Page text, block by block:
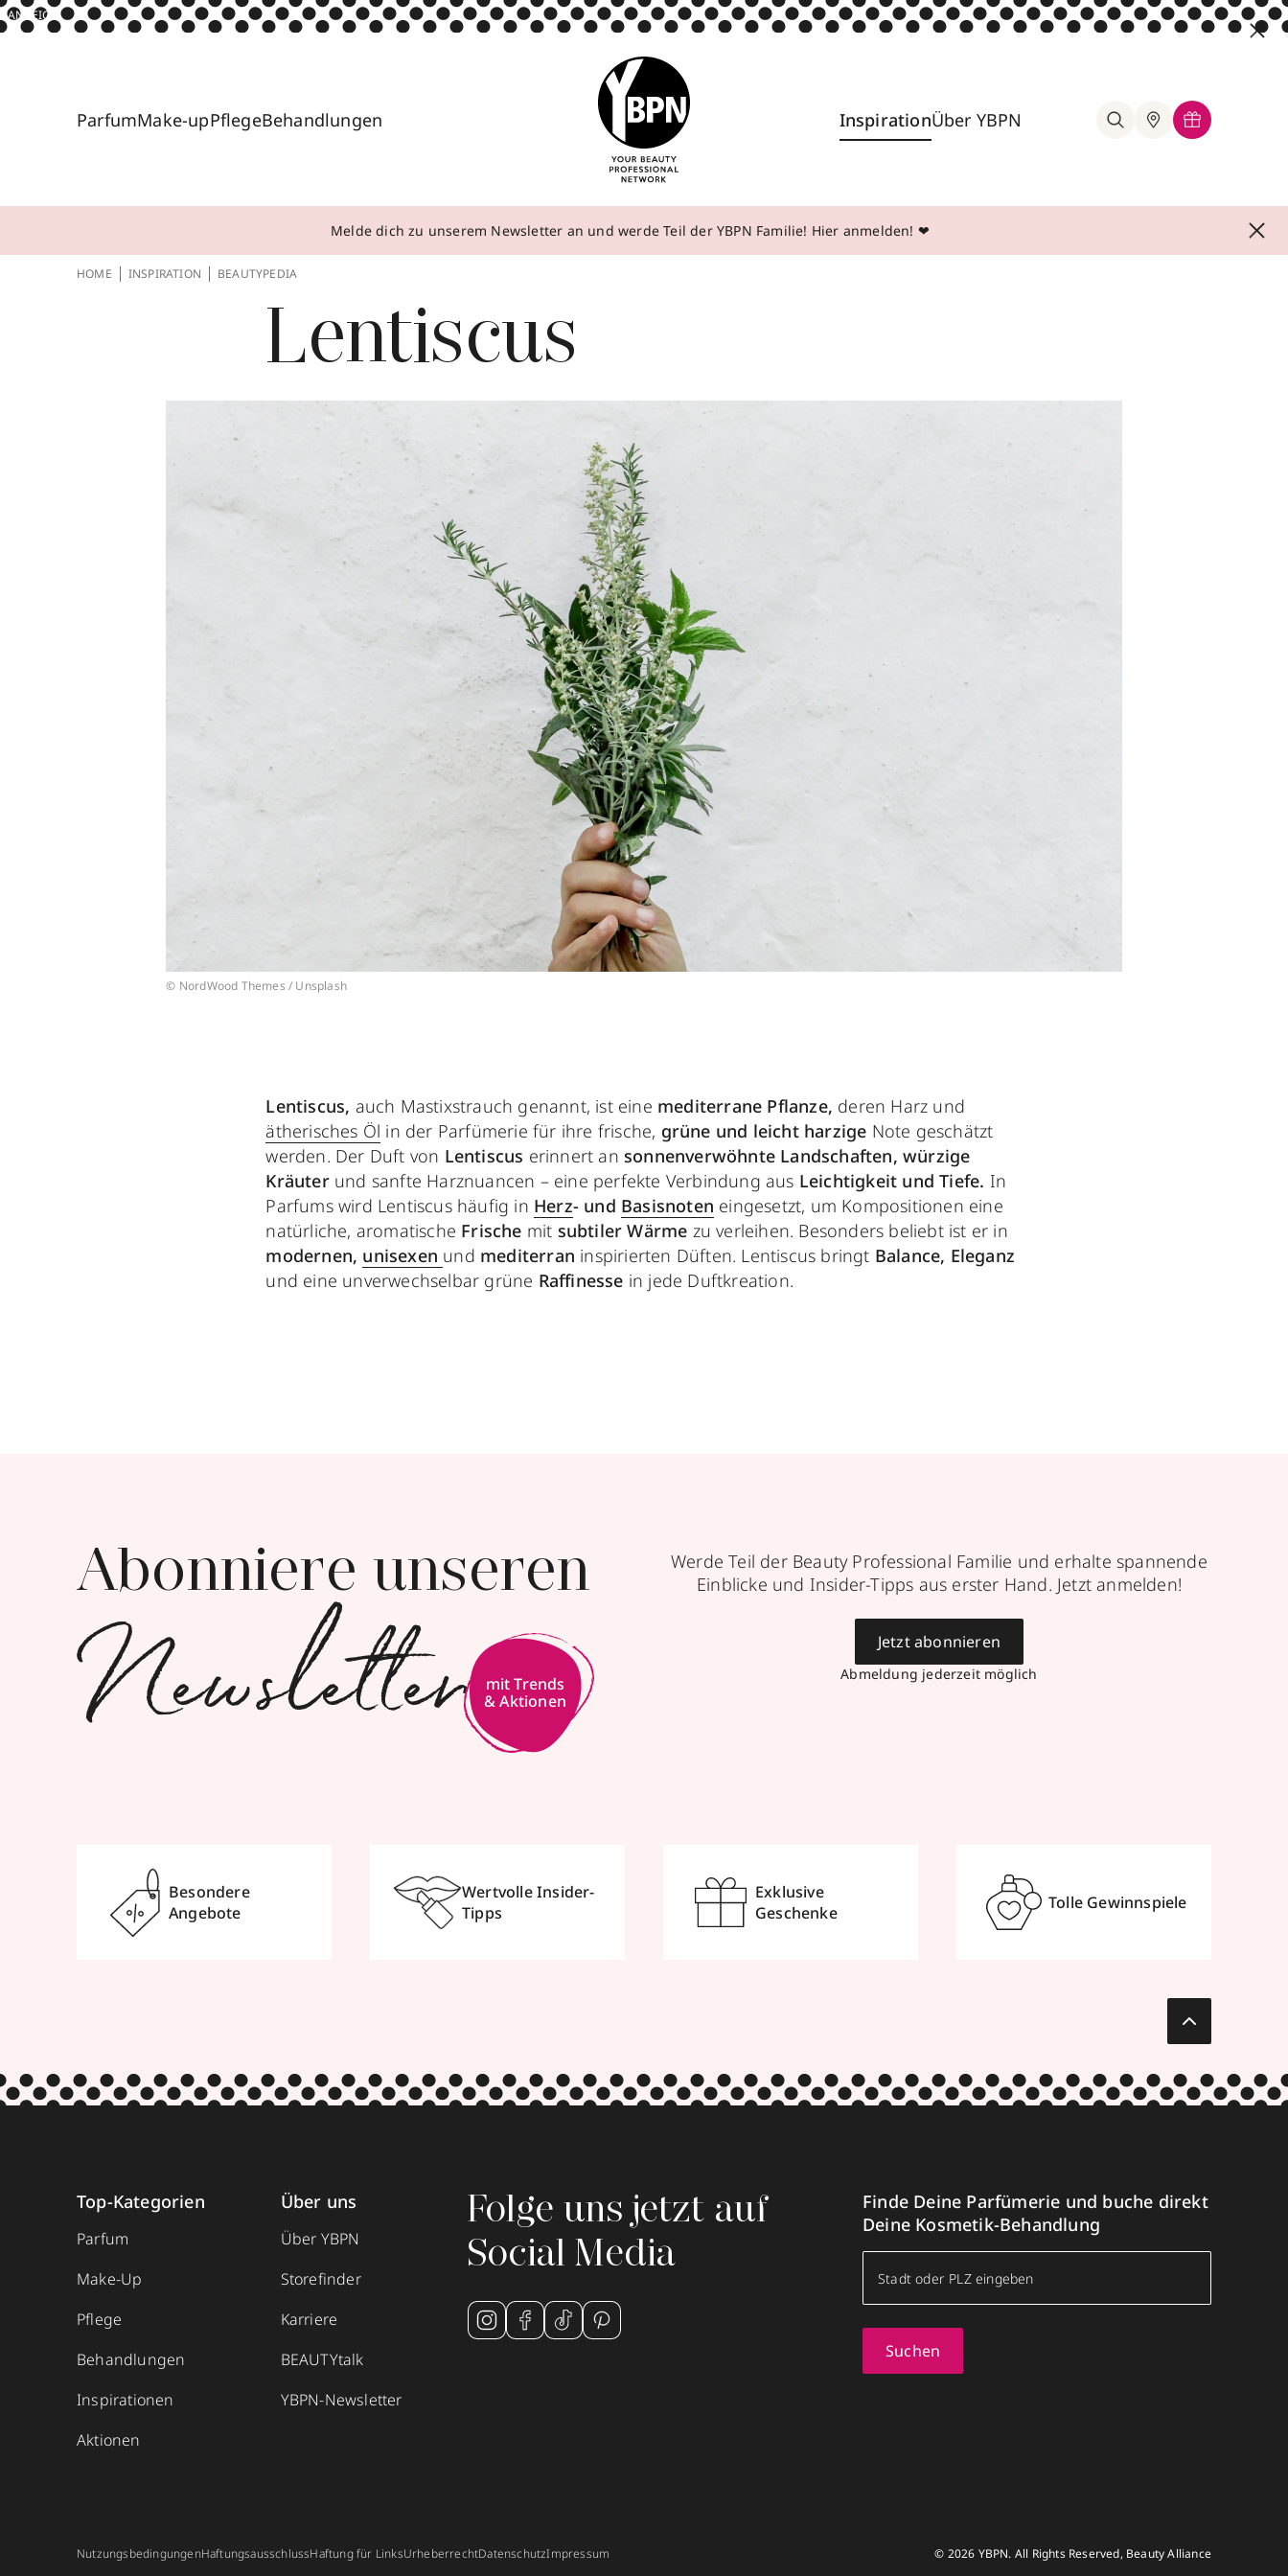
ANZEIGE
ParfumMake-upPflegeBehandlungen InspirationÜber YBPN
Melde dich zu unserem Newsletter an und werde Teil der YBPN Familie! Hier anmelden! ❤
HOME INSPIRATION BEAUTYPEDIA
Lentiscus
© NordWood Themes / Unsplash
Lentiscus, auch Mastixstrauch genannt, ist eine mediterrane Pflanze, deren Harz und
ätherisches Öl in der Parfümerie für ihre frische, grüne und leicht harzige Note geschätzt
werden. Der Duft von Lentiscus erinnert an sonnenverwöhnte Landschaften, würzige
Kräuter und sanfte Harznuancen – eine perfekte Verbindung aus Leichtigkeit und Tiefe. In
Parfums wird Lentiscus häufig in Herz- und Basisnoten eingesetzt, um Kompositionen eine
natürliche, aromatische Frische mit subtiler Wärme zu verleihen. Besonders beliebt ist er in
modernen, unisexen und mediterran inspirierten Düften. Lentiscus bringt Balance, Eleganz
und eine unverwechselbar grüne Raffinesse in jede Duftkreation.
Abonniere unseren
Newsletter
mit Trends
& Aktionen
Werde Teil der Beauty Professional Familie und erhalte spannende
Einblicke und Insider-Tipps aus erster Hand. Jetzt anmelden!
Abmeldung jederzeit möglich
Jetzt abonnieren
Besondere
Angebote
Wertvolle Insider-
Tipps
Exklusive
Geschenke
Tolle Gewinnspiele
Top-Kategorien
Parfum
Make-Up
Pflege
Behandlungen
Inspirationen
Aktionen
Über uns
Über YBPN
Storefinder
Karriere
BEAUTYtalk
YBPN-Newsletter
Folge uns jetzt auf
Social Media
Finde Deine Parfümerie und buche direkt
Deine Kosmetik-Behandlung
Suchen
NutzungsbedingungenHaftungsausschlussHaftung für LinksUrheberrechtDatenschutzImpressum © 2026 YBPN. All Rights Reserved, Beauty Alliance